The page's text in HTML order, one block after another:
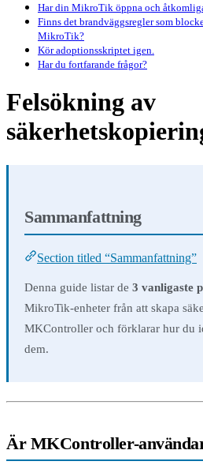
Har din MikroTik öppna och
Finns det brandväggsregler som
MikroTik?
Kör adoptionsskriptet igen.
Har du fortfarande frågor?
Felsökning av
Sammanfattning
Section titled “Sammanfattning”
Denna guide listar de 3 vanligaste
MikroTik-enheter från att skapa
MKController och förklarar hur du
dem.
Är MKController-